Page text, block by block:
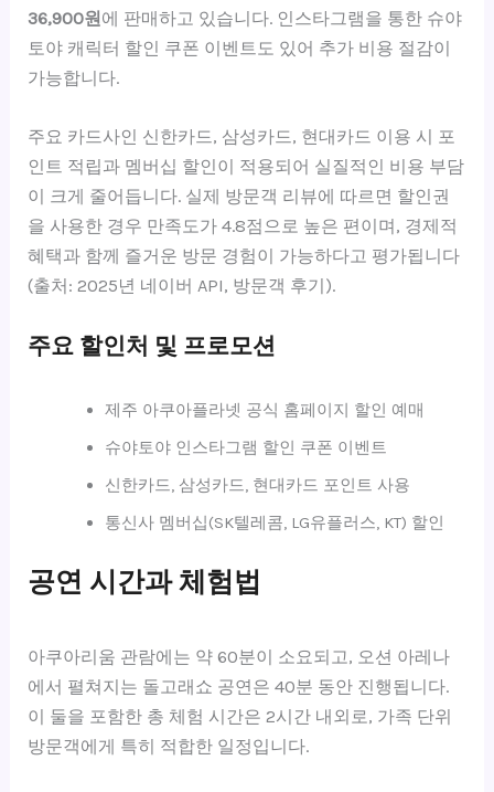
36,900원에 판매하고 있습니다. 인스타그램을 통한 슈야
토야 캐릭터 할인 쿠폰 이벤트도 있어 추가 비용 절감이
가능합니다.
주요 카드사인 신한카드, 삼성카드, 현대카드 이용 시 포
인트 적립과 멤버십 할인이 적용되어 실질적인 비용 부담
이 크게 줄어듭니다. 실제 방문객 리뷰에 따르면 할인권
을 사용한 경우 만족도가 4.8점으로 높은 편이며, 경제적
혜택과 함께 즐거운 방문 경험이 가능하다고 평가됩니다
(출처: 2025년 네이버 API, 방문객 후기).
주요 할인처 및 프로모션
제주 아쿠아플라넷 공식 홈페이지 할인 예매
슈야토야 인스타그램 할인 쿠폰 이벤트
신한카드, 삼성카드, 현대카드 포인트 사용
통신사 멤버십(SK텔레콤, LG유플러스, KT) 할인
공연 시간과 체험법
아쿠아리움 관람에는 약 60분이 소요되고, 오션 아레나
에서 펼쳐지는 돌고래쇼 공연은 40분 동안 진행됩니다.
이 둘을 포함한 총 체험 시간은 2시간 내외로, 가족 단위
방문객에게 특히 적합한 일정입니다.